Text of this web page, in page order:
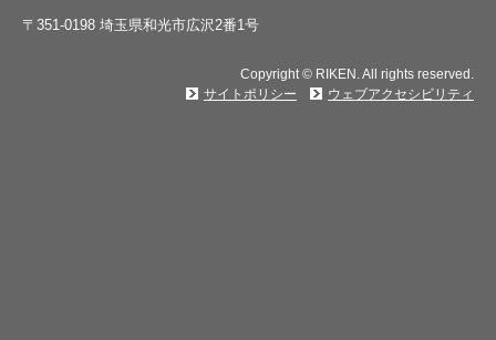
〒351-0198 埼玉県和光市広沢2番1号
Copyright © RIKEN. All rights reserved.
サイトポリシー
ウェブアクセシビリティ